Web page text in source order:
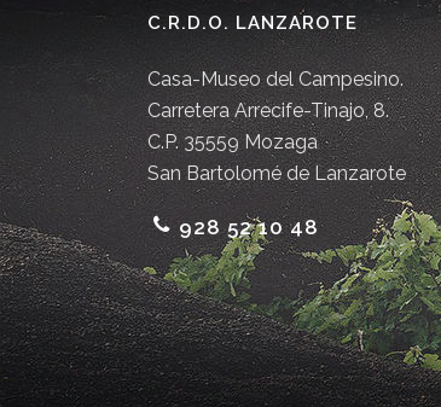
C.R.D.O. LANZAROTE
Casa-Museo del Campesino.
Carretera Arrecife-Tinajo, 8.
C.P. 35559 Mozaga
San Bartolomé de Lanzarote
928 52 10 48